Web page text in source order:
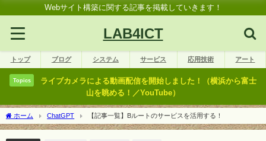
Webサイト構築に関する記事を掲載していきます！
LAB4ICT
トップ ブログ システム サービス 応用技術 アート
Topics
ライブカメラによる動画配信を開始しました！（横浜から富士
山を眺める！／YouTube）
ホーム ChatGPT 【記事一覧】Bルートのサービスを活用する！